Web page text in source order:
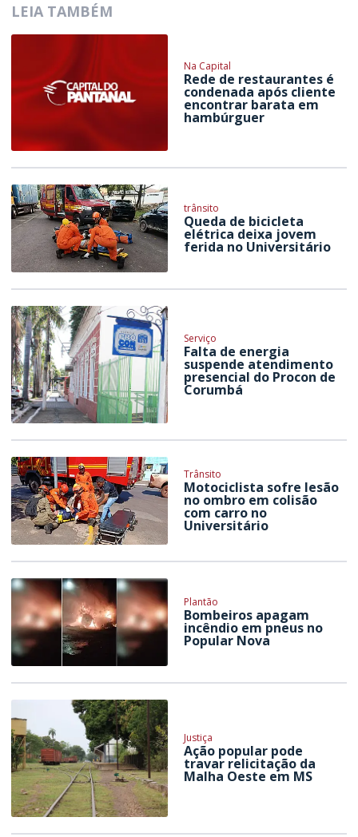
LEIA TAMBÉM
Na Capital
Rede de restaurantes é
condenada após cliente
encontrar barata em
hambúrguer
trânsito
Queda de bicicleta
elétrica deixa jovem
ferida no Universitário
Serviço
Falta de energia
suspende atendimento
presencial do Procon de
Corumbá
Trânsito
Motociclista sofre lesão
no ombro em colisão
com carro no
Universitário
Plantão
Bombeiros apagam
incêndio em pneus no
Popular Nova
Justiça
Ação popular pode
travar relicitação da
Malha Oeste em MS